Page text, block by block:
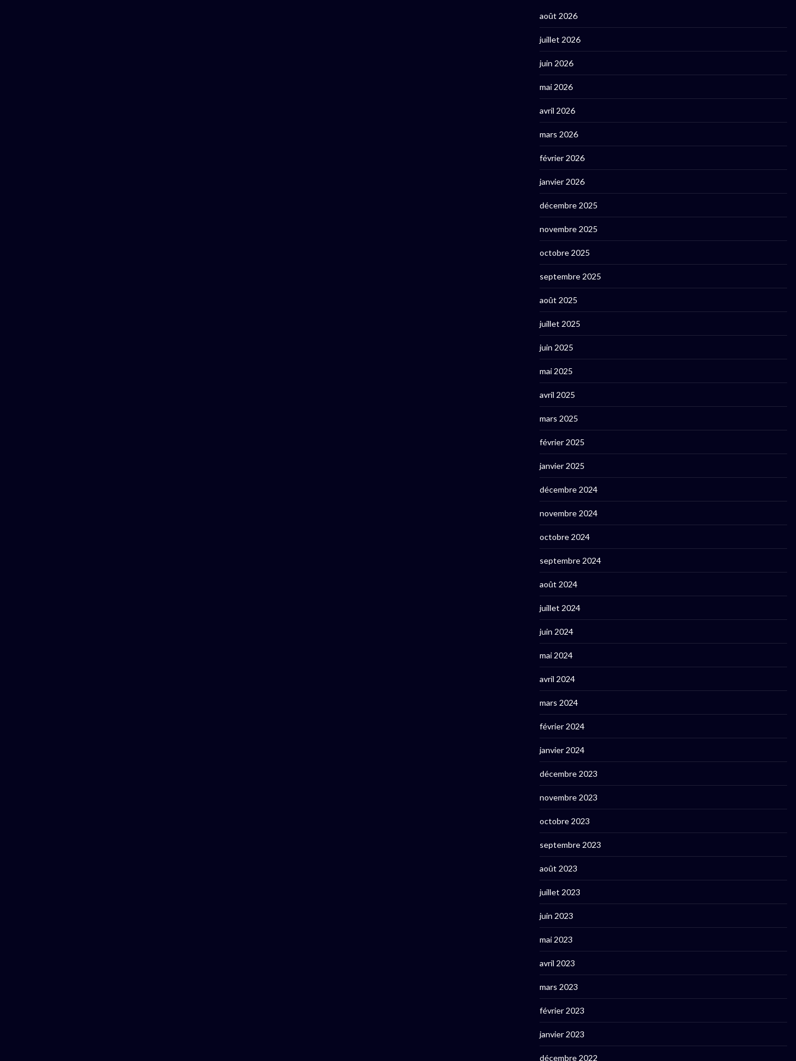
août 2026
juillet 2026
juin 2026
mai 2026
avril 2026
mars 2026
février 2026
janvier 2026
décembre 2025
novembre 2025
octobre 2025
septembre 2025
août 2025
juillet 2025
juin 2025
mai 2025
avril 2025
mars 2025
février 2025
janvier 2025
décembre 2024
novembre 2024
octobre 2024
septembre 2024
août 2024
juillet 2024
juin 2024
mai 2024
avril 2024
mars 2024
février 2024
janvier 2024
décembre 2023
novembre 2023
octobre 2023
septembre 2023
août 2023
juillet 2023
juin 2023
mai 2023
avril 2023
mars 2023
février 2023
janvier 2023
décembre 2022